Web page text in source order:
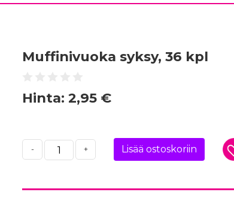
Muffinivuoka syksy, 36 kpl
Hinta: 2,95 €
- + Lisää ostoskoriin